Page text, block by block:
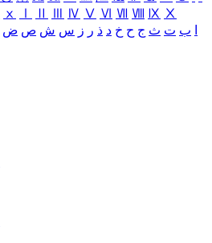
ⅹ Ⅳ Ⅴ Ⅵ Ⅶ Ⅷ Ⅸ Ⅹ
ب ت ث ج ح خ د ذ ر ز س ش ص ض